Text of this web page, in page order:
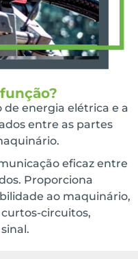
energia elétrica e a
entre as partes
eficaz entre
Proporciona
ao maquinário,
circuitos,